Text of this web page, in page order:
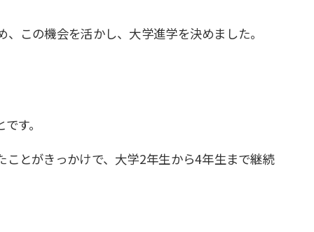
この機会を活かし、大学進学を決めました。
す。
とがきっかけで、大学2年生から4年生まで継続